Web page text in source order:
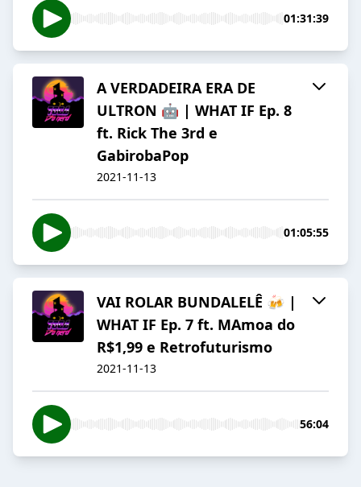
01:31:39
A VERDADEIRA ERA DE
ULTRON 🤖 | WHAT IF Ep. 8
ft. Rick The 3rd e
GabirobaPop
2021-11-13
01:05:55
VAI ROLAR BUNDALELÊ 🍻 |
WHAT IF Ep. 7 ft. MAmoa do
R$1,99 e Retrofuturismo
2021-11-13
56:04